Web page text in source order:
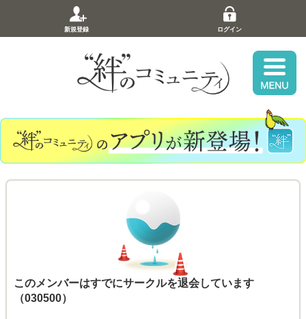
新規登録 ログイン
このメンバーはすでにサークルを退会しています
（030500）